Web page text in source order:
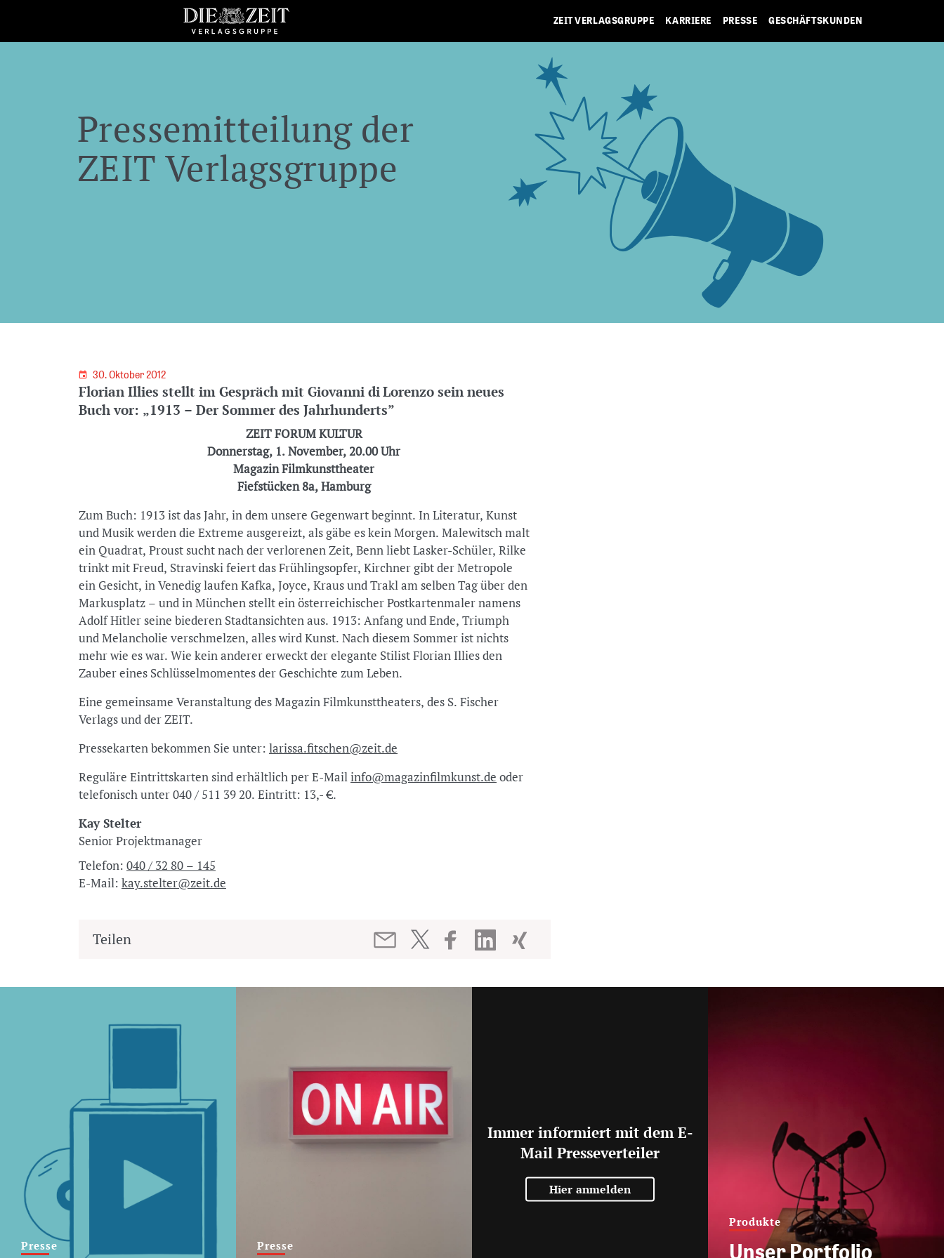
ZEIT VERLAGSGRUPPE KARRIERE PRESSE GESCHÄFTSKUNDEN
Pressemitteilung der
ZEIT Verlagsgruppe
30. Oktober 2012
Florian Illies stellt im Gespräch mit Giovanni di Lorenzo sein neues
Buch vor: „1913 – Der Sommer des Jahrhunderts”
ZEIT FORUM KULTUR
Donnerstag, 1. November, 20.00 Uhr
Magazin Filmkunsttheater
Fiefstücken 8a, Hamburg
Zum Buch: 1913 ist das Jahr, in dem unsere Gegenwart beginnt. In Literatur, Kunst
und Musik werden die Extreme ausgereizt, als gäbe es kein Morgen. Malewitsch malt
ein Quadrat, Proust sucht nach der verlorenen Zeit, Benn liebt Lasker-Schüler, Rilke
trinkt mit Freud, Stravinski feiert das Frühlingsopfer, Kirchner gibt der Metropole
ein Gesicht, in Venedig laufen Kafka, Joyce, Kraus und Trakl am selben Tag über den
Markusplatz – und in München stellt ein österreichischer Postkartenmaler namens
Adolf Hitler seine biederen Stadtansichten aus. 1913: Anfang und Ende, Triumph
und Melancholie verschmelzen, alles wird Kunst. Nach diesem Sommer ist nichts
mehr wie es war. Wie kein anderer erweckt der elegante Stilist Florian Illies den
Zauber eines Schlüsselmomentes der Geschichte zum Leben.
Eine gemeinsame Veranstaltung des Magazin Filmkunsttheaters, des S. Fischer
Verlags und der ZEIT.
Pressekarten bekommen Sie unter: larissa.fitschen@zeit.de
Reguläre Eintrittskarten sind erhältlich per E-Mailinfo@magazinfilmkunst.de oder
telefonisch unter 040 / 511 39 20. Eintritt: 13,- €.
Kay Stelter
Senior Projektmanager
Telefon: 040 / 32 80 – 145
E-Mail: kay.stelter@zeit.de
Teilen
Presse Presse
Immer informiert mit dem E-
Mail Presseverteiler
Hier anmelden
Produkte
Unser Portfolio